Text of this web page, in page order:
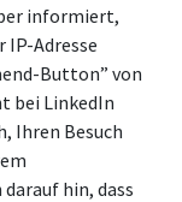
informiert,
Adresse
Button” von
bei LinkedIn
Ihren Besuch
hin, dass